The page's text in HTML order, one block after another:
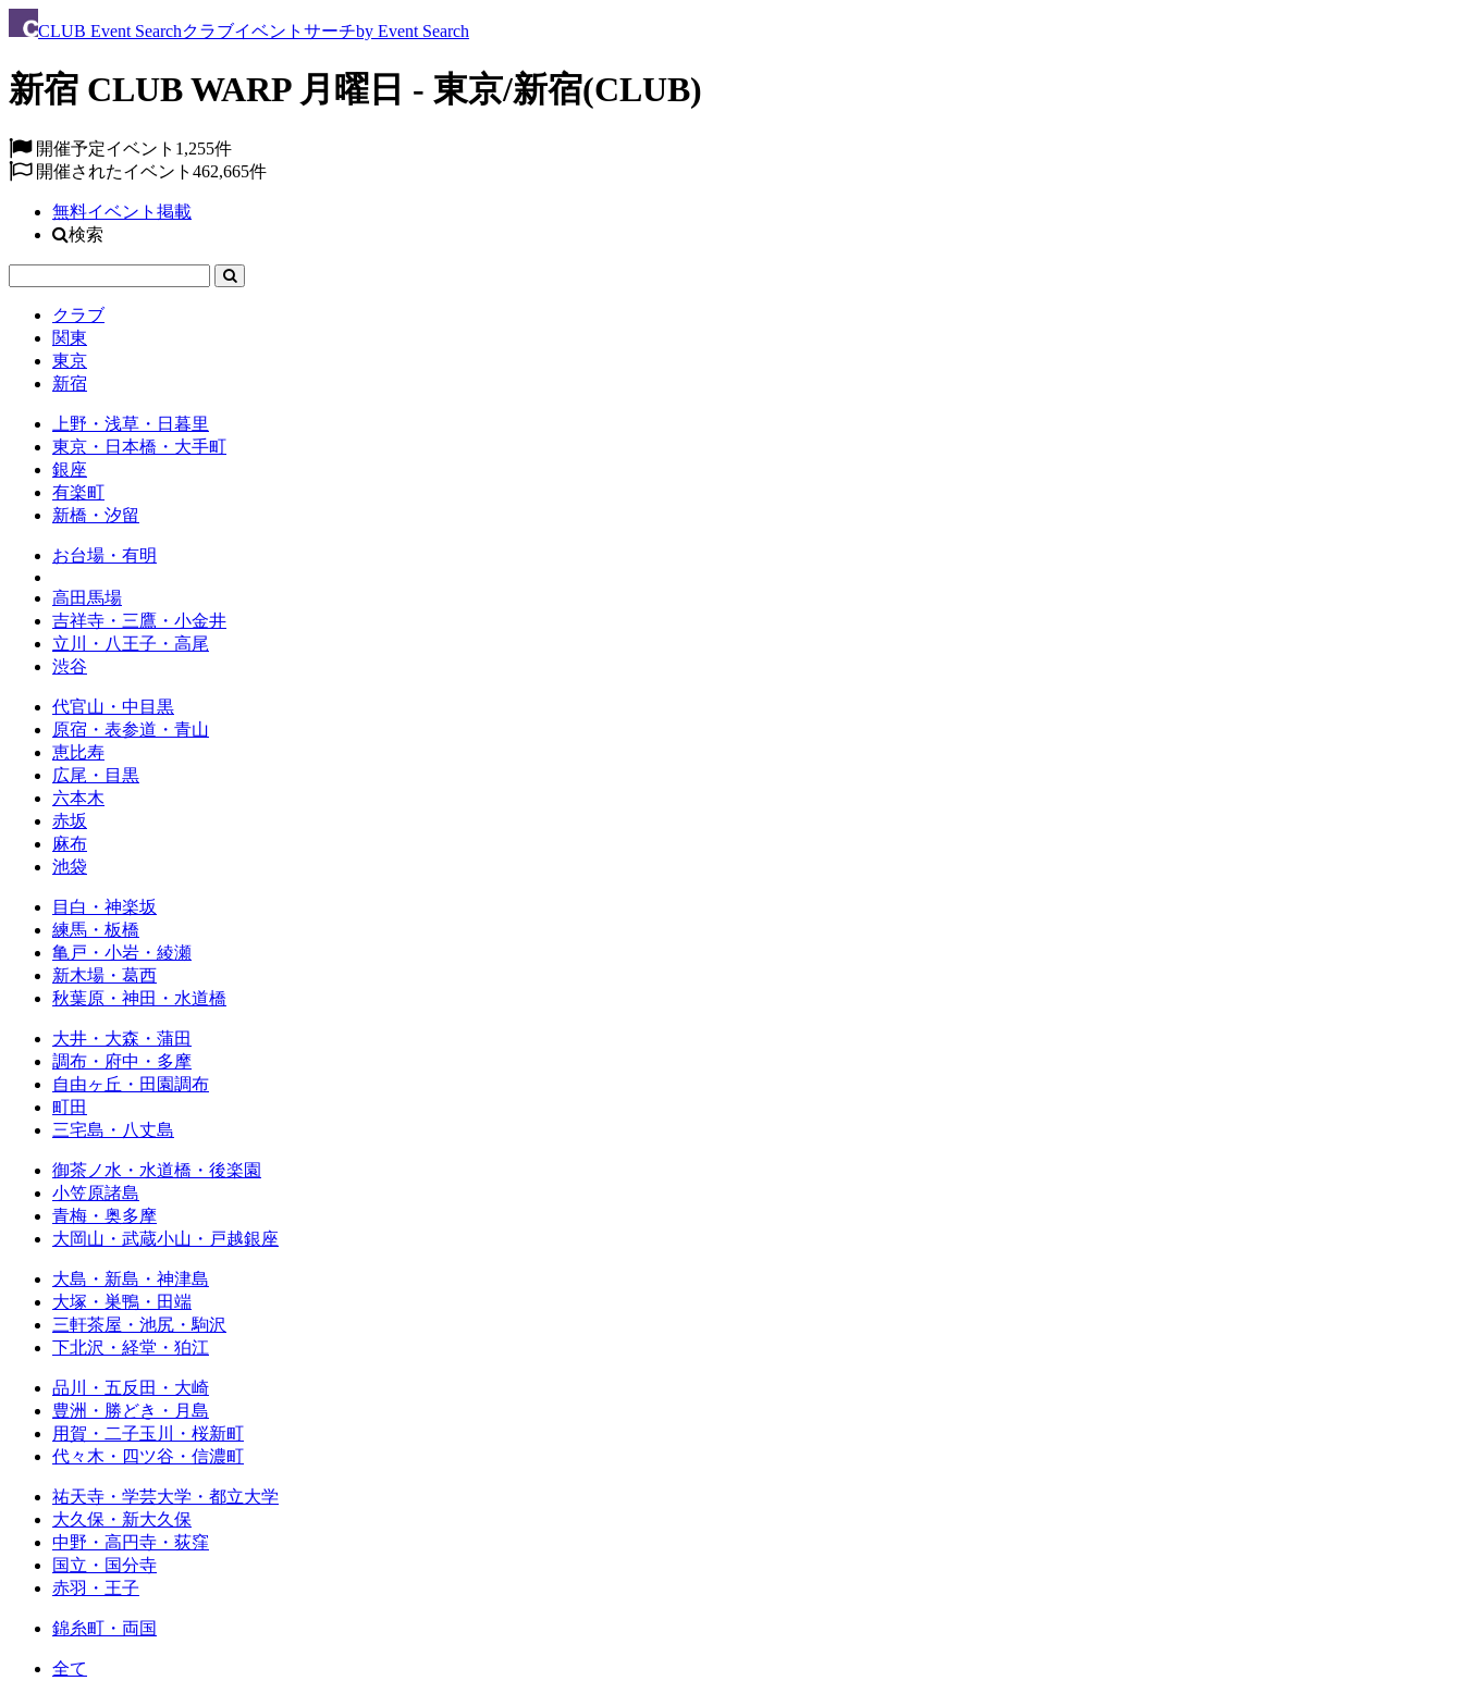
CLUB Event Searchクラブイベントサーチby Event Search
新宿 CLUB WARP 月曜日 - 東京/新宿(CLUB)
開催予定イベント 1,255件
開催されたイベント 462,665件
無料イベント掲載
検索
クラブ
関東
東京
新宿
上野・浅草・日暮里
東京・日本橋・大手町
銀座
有楽町
新橋・汐留
お台場・有明
高田馬場
吉祥寺・三鷹・小金井
立川・八王子・高尾
渋谷
代官山・中目黒
原宿・表参道・青山
恵比寿
広尾・目黒
六本木
赤坂
麻布
池袋
目白・神楽坂
練馬・板橋
亀戸・小岩・綾瀬
新木場・葛西
秋葉原・神田・水道橋
大井・大森・蒲田
調布・府中・多摩
自由ヶ丘・田園調布
町田
三宅島・八丈島
御茶ノ水・水道橋・後楽園
小笠原諸島
青梅・奥多摩
大岡山・武蔵小山・戸越銀座
大島・新島・神津島
大塚・巣鴨・田端
三軒茶屋・池尻・駒沢
下北沢・経堂・狛江
品川・五反田・大崎
豊洲・勝どき・月島
用賀・二子玉川・桜新町
代々木・四ツ谷・信濃町
祐天寺・学芸大学・都立大学
大久保・新大久保
中野・高円寺・荻窪
国立・国分寺
赤羽・王子
錦糸町・両国
全て